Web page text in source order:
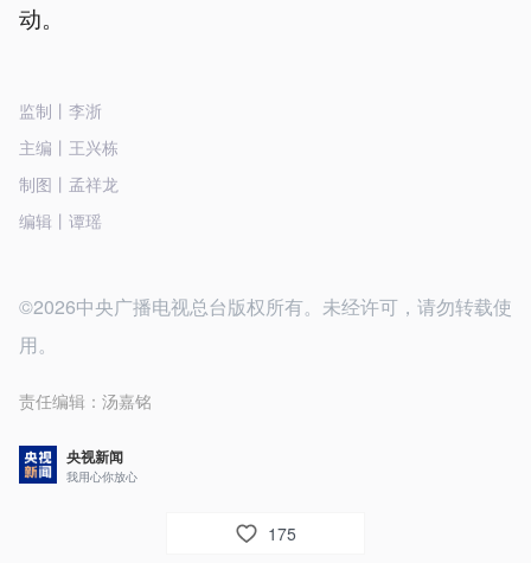
动。
监制丨李浙
主编丨王兴栋
制图丨孟祥龙
编辑丨谭瑶
©2026中央广播电视总台版权所有。未经许可，请勿转载使
用。
责任编辑： 汤嘉铭
央视新闻
我用心你放心
175